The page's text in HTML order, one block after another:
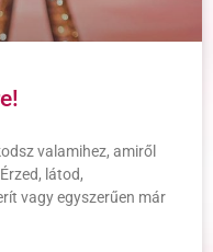
valamihez, amiről
látod,
vagy egyszerűen már